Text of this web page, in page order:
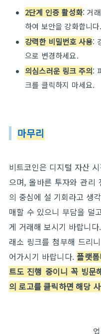
2단계 인증 활성화: 거
하여 보안을 강화합니다.
강력한 비밀번호 사용:
으로 변경하세요.
의심스러운 링크 주의:
크를 클릭하지 마세요.
마무리
비트코인은 디지털 자산
으며, 올바른 투자와 관리
의 중심에 설 기회라고 생
매할 수 있으니 부담을 덜
게 거래해 보시기 바랍니
래소 링크를 첨부해 드리
어가시기 바랍니다. 플랫
트도 진행 중이니 꼭 빙문
의 로고를 클릭하면 해당